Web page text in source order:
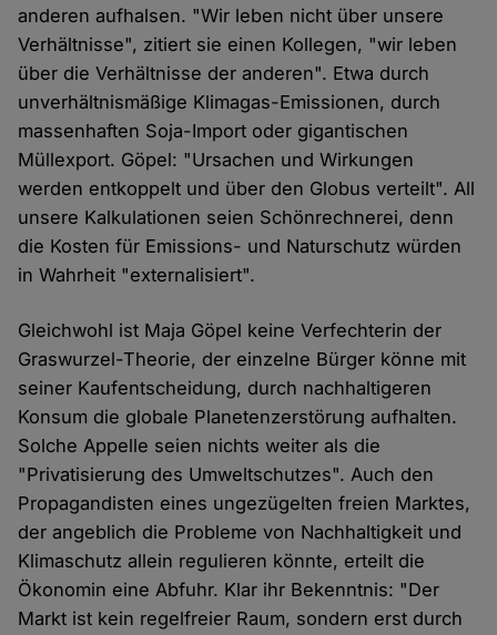
anderen aufhalsen. "Wir leben nicht über unsere
Verhältnisse", zitiert sie einen Kollegen, "wir leben
über die Verhältnisse der anderen". Etwa durch
unverhältnismäßige Klimagas-Emissionen, durch
massenhaften Soja-Import oder gigantischen
Müllexport. Göpel: "Ursachen und Wirkungen
werden entkoppelt und über den Globus verteilt". All
unsere Kalkulationen seien Schönrechnerei, denn
die Kosten für Emissions- und Naturschutz würden
in Wahrheit "externalisiert".
Gleichwohl ist Maja Göpel keine Verfechterin der
Graswurzel-Theorie, der einzelne Bürger könne mit
seiner Kaufentscheidung, durch nachhaltigeren
Konsum die globale Planetenzerstörung aufhalten.
Solche Appelle seien nichts weiter als die
"Privatisierung des Umweltschutzes". Auch den
Propagandisten eines ungezügelten freien Marktes,
der angeblich die Probleme von Nachhaltigkeit und
Klimaschutz allein regulieren könnte, erteilt die
Ökonomin eine Abfuhr. Klar ihr Bekenntnis: "Der
Markt ist kein regelfreier Raum, sondern erst durch